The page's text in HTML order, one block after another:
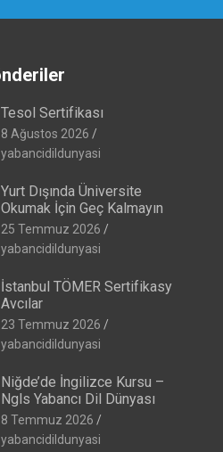
Tesol Sertifikası
8 Ağustos 2026
yabancidildunyasi
Yurt Dışında Üniversite
Okumak İçin Geç Kalmayın
25 Temmuz 2026
yabancidildunyasi
İstanbul TÖMER Sertifikasy
Avcılar
23 Temmuz 2026
yabancidildunyasi
Niğde’de İngilizce Kursu –
Ngls Yabancı Dil Dünyası
8 Temmuz 2026
yabancidildunyasi